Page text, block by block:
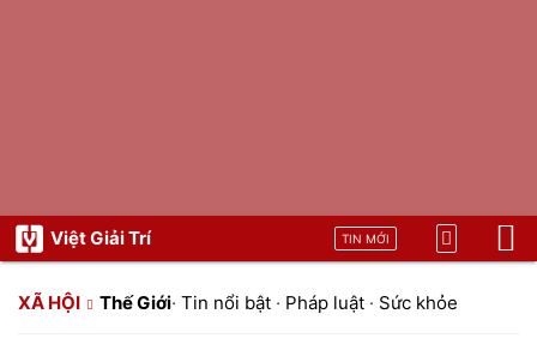
Việt Giải Trí TIN MỚI
XÃ HỘI Thế Giới· Tin nổi bật · Pháp luật · Sức khỏe